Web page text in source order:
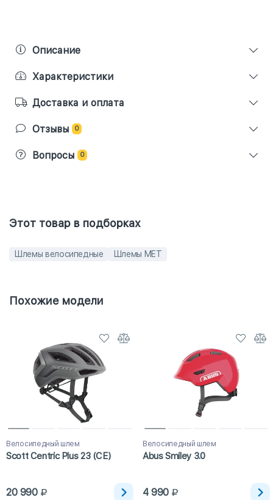
Описание
Характеристики
Доставка и оплата
Отзывы 0
Вопросы 0
Этот товар в подборках
Шлемы велосипедные Шлемы MET
Похожие модели
Велосипедный шлем
Scott Centric Plus 23 (CE)
20 990
Велосипедный шлем
Abus Smiley 3.0
4 990